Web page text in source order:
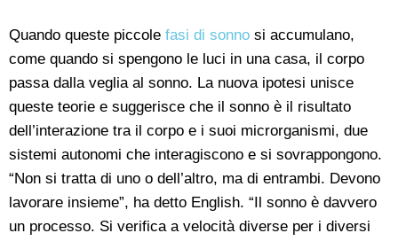
Quando queste piccole fasi di sonno si accumulano,
come quando si spengono le luci in una casa, il corpo
passa dalla veglia al sonno. La nuova ipotesi unisce
queste teorie e suggerisce che il sonno è il risultato
dell’interazione tra il corpo e i suoi microrganismi, due
sistemi autonomi che interagiscono e si sovrappongono.
“Non si tratta di uno o dell’altro, ma di entrambi. Devono
lavorare insieme”, ha detto English. “Il sonno è davvero
un processo. Si verifica a velocità diverse per i diversi